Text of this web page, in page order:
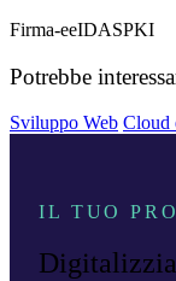
Firma-eeIDASPKI
Potrebbe
Sviluppo Web Cloud
IL TUO